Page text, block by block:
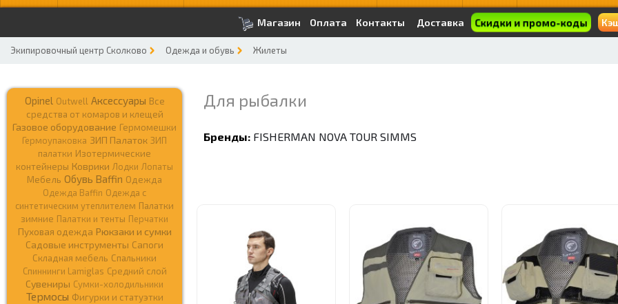
Магазин Оплата Контакты Доставка Скидки и промо-коды
Экипировочный центр Сколково Одежда и обувь Жилеты
Opinel Outwell Аксессуары Все
средства от комаров и клещей
Газовое оборудование Гермомешки
Гермоупаковка ЗИП Палаток ЗИП
палатки Изотермические
контейнеры Коврики Лодки Лопаты
Мебель Обувь Baffin Одежда
Одежда Baffin Одежда c
синтетическим утеплителем Палатки
зимние Палатки и тенты Перчатки
Пуховая одежда Рюкзаки и сумки
Садовые инструменты Сапоги
Складная мебель Спальники
Спиннинги Lamiglas Средний слой
Сувениры Сумки-холодильники
Термосы Фигурки и статуэтки
Для рыбалки
Бренды: FISHERMAN NOVA TOUR SIMMS